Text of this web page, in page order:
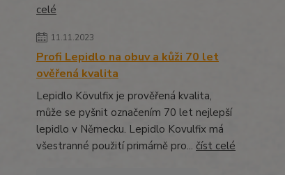
celé
11.11.2023
Profi Lepidlo na obuv a kůži 70 let
ověřená kvalita
Lepidlo Kövulfix je prověřená kvalita,
může se pyšnit označením 70 let nejlepší
lepidlo v Německu. Lepidlo Kovulfix má
všestranné použití primárně pro... číst celé